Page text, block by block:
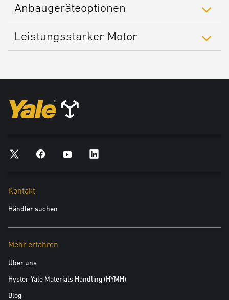
Anbaugeräteoptionen
Leistungsstarker Motor
Kontakt
Händler suchen
Mehr erfahren
Über uns
Hyster-Yale Materials Handling (HYMH)
Blog